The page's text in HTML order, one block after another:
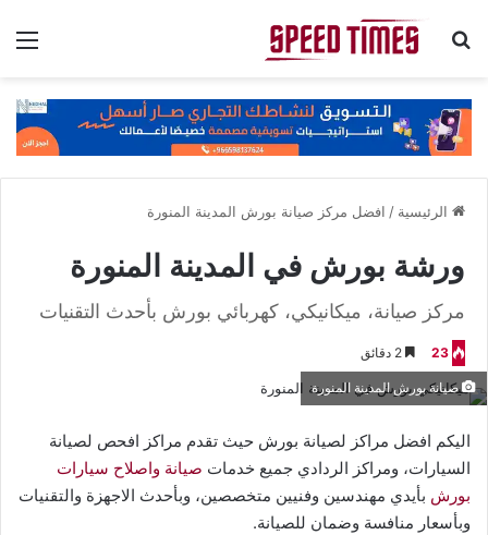
بحث عن
الرئيسية / افضل مركز صيانة بورش المدينة المنورة
ورشة بورش في المدينة المنورة
مركز صيانة، ميكانيكي، كهربائي بورش بأحدث التقنيات
23
صيانة بورش المدينة المنورة
اليكم افضل مراكز لصيانة بورش حيث تقدم مراكز افحص لصيانة
السيارات، ومراكز الردادي جميع خدمات صيانة واصلاح سيارات
بورش بأيدي مهندسين وفنيين متخصصين، وبأحدث الاجهزة والتقنيات
وبأسعار منافسة وضمان للصيانة.